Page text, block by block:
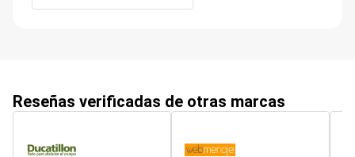
Reseñas verificadas de otras marcas